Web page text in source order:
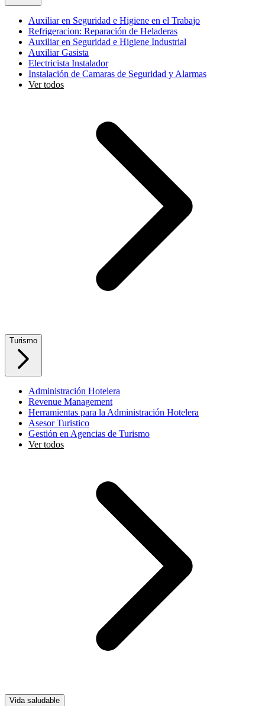
Auxiliar en Seguridad e Higiene en el Trabajo
Refrigeracion: Reparación de Heladeras
Auxiliar en Seguridad e Higiene Industrial
Auxiliar Gasista
Electricista Instalador
Instalación de Camaras de Seguridad y Alarmas
Ver todos
Turismo
Administración Hotelera
Revenue Management
Herramientas para la Administración Hotelera
Asesor Turistico
Gestión en Agencias de Turismo
Ver todos
Vida saludable